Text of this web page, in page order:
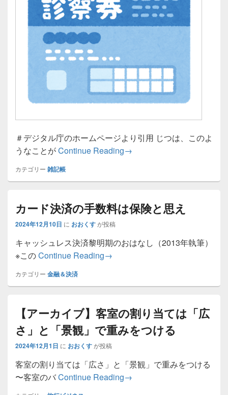
＃デジタル庁のホームページより引用 じつは、このよ
うなことがContinue Readingマイナ保険証は本当に大丈
→
カテゴリー 雑記帳
カード決済の手数料は保険と思え
2024年12月10日 に おおくすが投稿
キャッシュレス決済黎明期のおはなし（2013年執筆）
※このContinue Readingカード決済の手数料は保険と思え
→
カテゴリー 金融＆決済
【アーカイブ】客室の割り当ては「広
さ」と「景観」で重みをつける
2024年12月1日 に おおくすが投稿
客室の割り当ては「広さ」と「景観」で重みをつける
〜客室のバContinue Reading【アーカイブ】客室の割り
→